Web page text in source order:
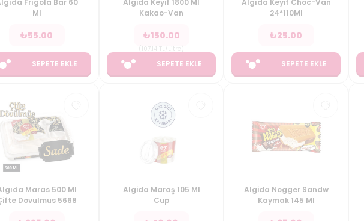
Frıgola Bar 60
Ml
₺55.00
SEPETE EKLE
Algida Keyif 1800 Ml
Kakao-Van
₺150.00
SEPETE EKLE
Algıda Keyif Choc-Van
24*110Ml
₺25.00
SEPETE EKLE
Maras 500 Ml
Dovulmus 5668
Algida Maraş 105 Ml
Cup
Algida Nogger Sandw
Kaymak 145 Ml